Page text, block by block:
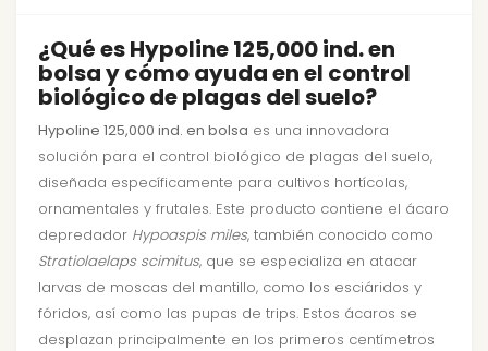
¿Qué es Hypoline 125,000 ind. en
bolsa y cómo ayuda en el control
biológico de plagas del suelo?
Hypoline 125,000 ind. en bolsa es una innovadora
solución para el control biológico de plagas del suelo,
diseñada específicamente para cultivos hortícolas,
ornamentales y frutales. Este producto contiene el ácaro
depredador Hypoaspis miles, también conocido como
Stratiolaelaps scimitus, que se especializa en atacar
larvas de moscas del mantillo, como los esciáridos y
fóridos, así como las pupas de trips. Estos ácaros se
desplazan principalmente en los primeros centímetros